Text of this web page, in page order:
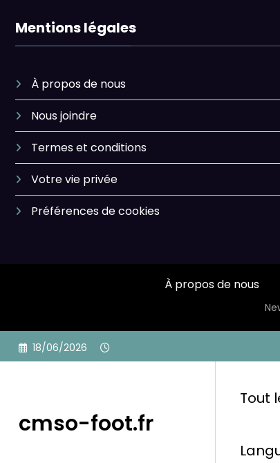
Mentions légales
À propos de nous
Nous joindre
Termes et conditions
Votre vie privée
Préférences de cookies
À propos de nous
Skip
18/06/2026
cmso-foot.fr
Tout